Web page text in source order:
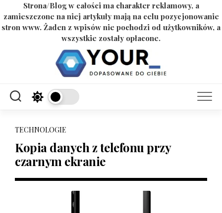
Strona/Blog w całości ma charakter reklamowy, a
zamieszczone na niej artykuły mają na celu pozycjonowanie
stron www. Żaden z wpisów nie pochodzi od użytkowników, a
wszystkie zostały opłacone.
TECHNOLOGIE
Kopia danych z telefonu przy
czarnym ekranie